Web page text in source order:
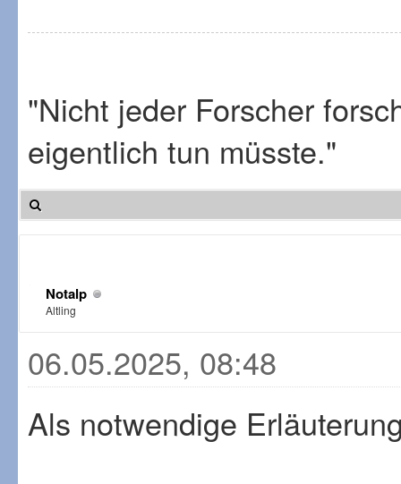
"Nicht jeder Forscher
eigentlich tun müsste."
Notalp
Altling
06.05.2025, 08:48
Als notwendige